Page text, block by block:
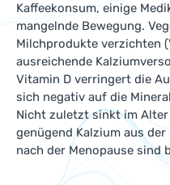
Kaffeekonsum, einige
mangelnde Bewegung.
Milchprodukte verzichten
ausreichende
Vitamin D verringert die
sich negativ auf die
Nicht zuletzt sinkt im
genügend Kalzium aus
nach der Menopause sind